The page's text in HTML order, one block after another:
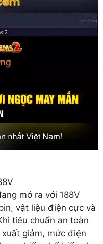
mở ra với 188V
vật liệu điện cực và
tiêu chuẩn an toàn
giảm, mức điện